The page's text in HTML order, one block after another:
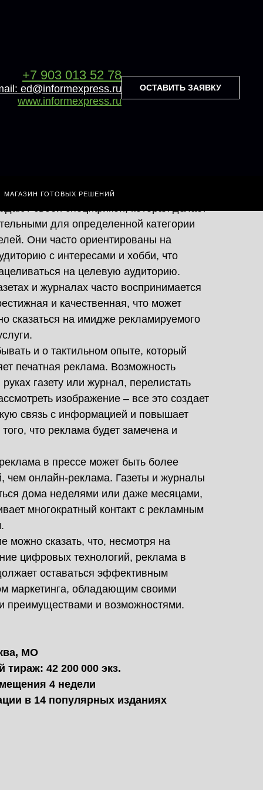
+7 903 013 52 78
ed@informexpress.ru
www.informexpress.ru
ОСТАВИТЬ ЗАЯВКУ
+7 903 013 52 78
e-mail: ed@informexpress.ru
www.informexpress.ru
Оставить заявку
МАГАЗИН ГОТОВЫХ РЕШЕНИЙ
своей спецификой, которая делает
для определенной категории
Они часто ориентированы на
с интересами и хобби, что
на целевую аудиторию.
и журналах часто воспринимается
и качественная, что может
сказаться на имидже рекламируемого
и о тактильном опыте, который
печатная реклама. Возможность
газету или журнал, перелистать
изображение – все это создает
связь с информацией и повышает
что реклама будет замечена и
в прессе может быть более
чем онлайн-реклама. Газеты и журналы
дома неделями или даже месяцами,
многократный контакт с рекламным
можно сказать, что, несмотря на
цифровых технологий, реклама в
оставаться эффективным
маркетинга, обладающим своими
преимуществами и возможностями.
МО
тираж: 42 200 000 экз.
4 недели
в 14 популярных изданиях